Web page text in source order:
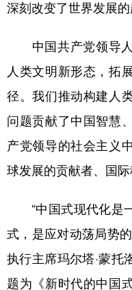
深刻改变了世界发展
中国共产党领导人
人类文明新形态，拓
径。我们推动构建人
问题贡献了中国智慧
产党领导的社会主义
球发展的贡献者、国际
“中国式现代化是一
式，是应对动荡局势
执行主席玛尔塔·蒙托
题为《新时代的中国